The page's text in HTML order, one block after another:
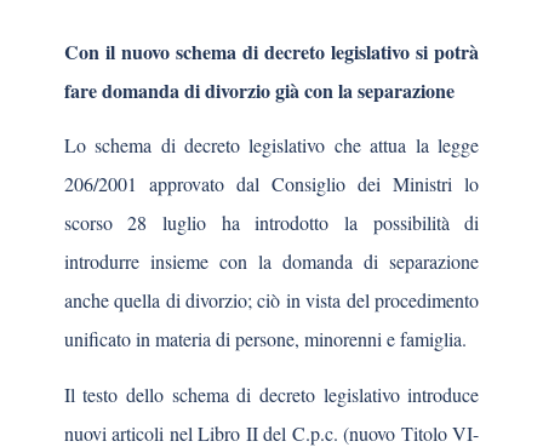
Con il nuovo schema di decreto legislativo si potrà
fare domanda di divorzio già con la separazione
Lo schema di decreto legislativo che attua la legge
206/2001 approvato dal Consiglio dei Ministri lo
scorso 28 luglio ha introdotto la possibilità di
introdurre insieme con la domanda di separazione
anche quella di divorzio; ciò in vista del procedimento
unificato in materia di persone, minorenni e famiglia.
Il testo dello schema di decreto legislativo introduce
nuovi articoli nel Libro II del C.p.c. (nuovo Titolo VI-